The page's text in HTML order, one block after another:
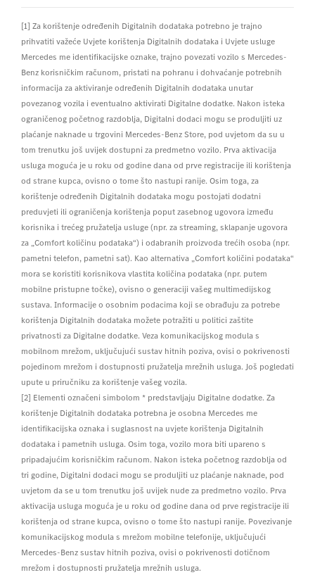
[1] Za korištenje određenih Digitalnih dodataka potrebno je trajno
prihvatiti važeće Uvjete korištenja Digitalnih dodataka i Uvjete usluge
Mercedes me identifikacijske oznake, trajno povezati vozilo s Mercedes-
Benz korisničkim računom, pristati na pohranu i dohvaćanje potrebnih
informacija za aktiviranje određenih Digitalnih dodataka unutar
povezanog vozila i eventualno aktivirati Digitalne dodatke. Nakon isteka
ograničenog početnog razdoblja, Digitalni dodaci mogu se produljiti uz
plaćanje naknade u trgovini Mercedes-Benz Store, pod uvjetom da su u
tom trenutku još uvijek dostupni za predmetno vozilo. Prva aktivacija
usluga moguća je u roku od godine dana od prve registracije ili korištenja
od strane kupca, ovisno o tome što nastupi ranije. Osim toga, za
korištenje određenih Digitalnih dodataka mogu postojati dodatni
preduvjeti ili ograničenja korištenja poput zasebnog ugovora između
korisnika i trećeg pružatelja usluge (npr. za streaming, sklapanje ugovora
za „Comfort količinu podataka“) i odabranih proizvoda trećih osoba (npr.
pametni telefon, pametni sat). Kao alternativa „Comfort količini podataka“
mora se koristiti korisnikova vlastita količina podataka (npr. putem
mobilne pristupne točke), ovisno o generaciji vašeg multimedijskog
sustava. Informacije o osobnim podacima koji se obrađuju za potrebe
korištenja Digitalnih dodataka možete potražiti u politici zaštite
privatnosti za Digitalne dodatke. Veza komunikacijskog modula s
mobilnom mrežom, uključujući sustav hitnih poziva, ovisi o pokrivenosti
pojedinom mrežom i dostupnosti pružatelja mrežnih usluga. Još pogledati
upute u priručniku za korištenje vašeg vozila.
[2] Elementi označeni simbolom * predstavljaju Digitalne dodatke. Za
korištenje Digitalnih dodataka potrebna je osobna Mercedes me
identifikacijska oznaka i suglasnost na uvjete korištenja Digitalnih
dodataka i pametnih usluga. Osim toga, vozilo mora biti upareno s
pripadajućim korisničkim računom. Nakon isteka početnog razdoblja od
tri godine, Digitalni dodaci mogu se produljiti uz plaćanje naknade, pod
uvjetom da se u tom trenutku još uvijek nude za predmetno vozilo. Prva
aktivacija usluga moguća je u roku od godine dana od prve registracije ili
korištenja od strane kupca, ovisno o tome što nastupi ranije. Povezivanje
komunikacijskog modula s mrežom mobilne telefonije, uključujući
Mercedes-Benz sustav hitnih poziva, ovisi o pokrivenosti dotičnom
mrežom i dostupnosti pružatelja mrežnih usluga.